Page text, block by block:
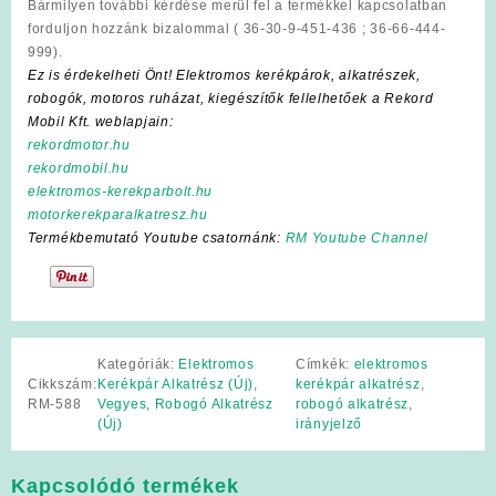
Bármilyen további kérdése merül fel a termékkel kapcsolatban
forduljon hozzánk bizalommal ( 36-30-9-451-436 ; 36-66-444-
999).
Ez is érdekelheti Önt! Elektromos kerékpárok, alkatrészek,
robogók, motoros ruházat, kiegészítők fellelhetőek a Rekord
Mobil Kft. weblapjain:
rekordmotor.hu
rekordmobil.hu
elektromos-kerekparbolt.hu
motorkerekparalkatresz.hu
Termékbemutató Youtube csatornánk: RM Youtube Channel
Cikkszám:
RM-588
Kategóriák: Elektromos
Kerékpár Alkatrész (Új),
Vegyes, Robogó Alkatrész
(Új)
Címkék: elektromos
kerékpár alkatrész,
robogó alkatrész,
irányjelző
Kapcsolódó termékek